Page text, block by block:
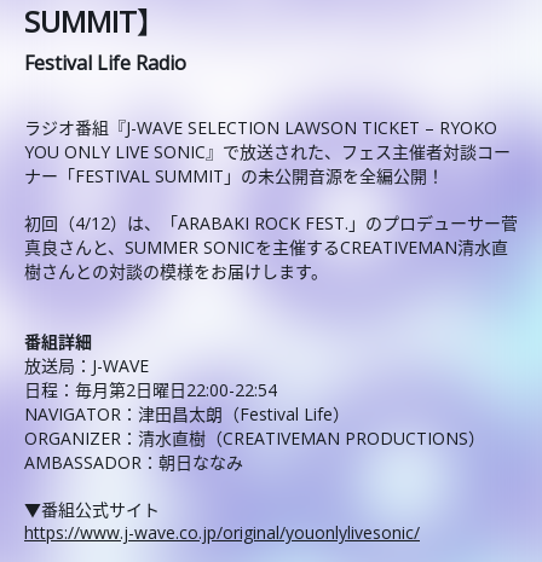
SUMMIT】
Festival Life Radio
ラジオ番組『J-WAVE SELECTION LAWSON TICKET – RYOKO
YOU ONLY LIVE SONIC』で放送された、フェス主催者対談コー
ナー「FESTIVAL SUMMIT」の未公開音源を全編公開！
初回（4/12）は、「ARABAKI ROCK FEST.」のプロデューサー菅
真良さんと、SUMMER SONICを主催するCREATIVEMAN清水直
樹さんとの対談の模様をお届けします。
番組詳細
放送局：J-WAVE
日程：毎月第2日曜日22:00-22:54
NAVIGATOR：津田昌太朗（Festival Life）
ORGANIZER：清水直樹（CREATIVEMAN PRODUCTIONS）
AMBASSADOR：朝日ななみ
▼番組公式サイト
https://www.j-wave.co.jp/original/youonlylivesonic/